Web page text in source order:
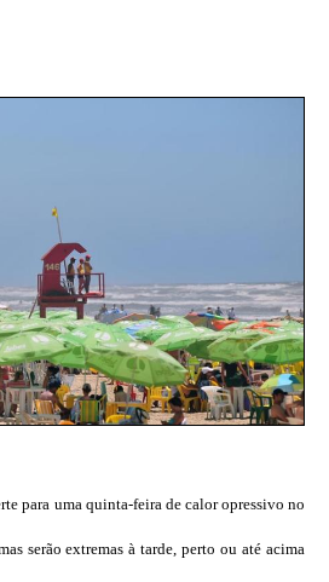
para uma quinta-feira de calor opressivo no
serão extremas à tarde, perto ou até acima